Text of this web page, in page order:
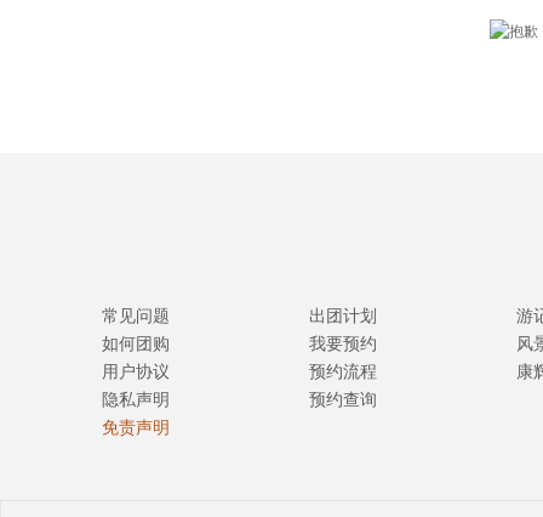
常见问题
如何团购
用户协议
隐私声明
免责声明
出团计划
我要预约
预约流程
预约查询
游
风
康